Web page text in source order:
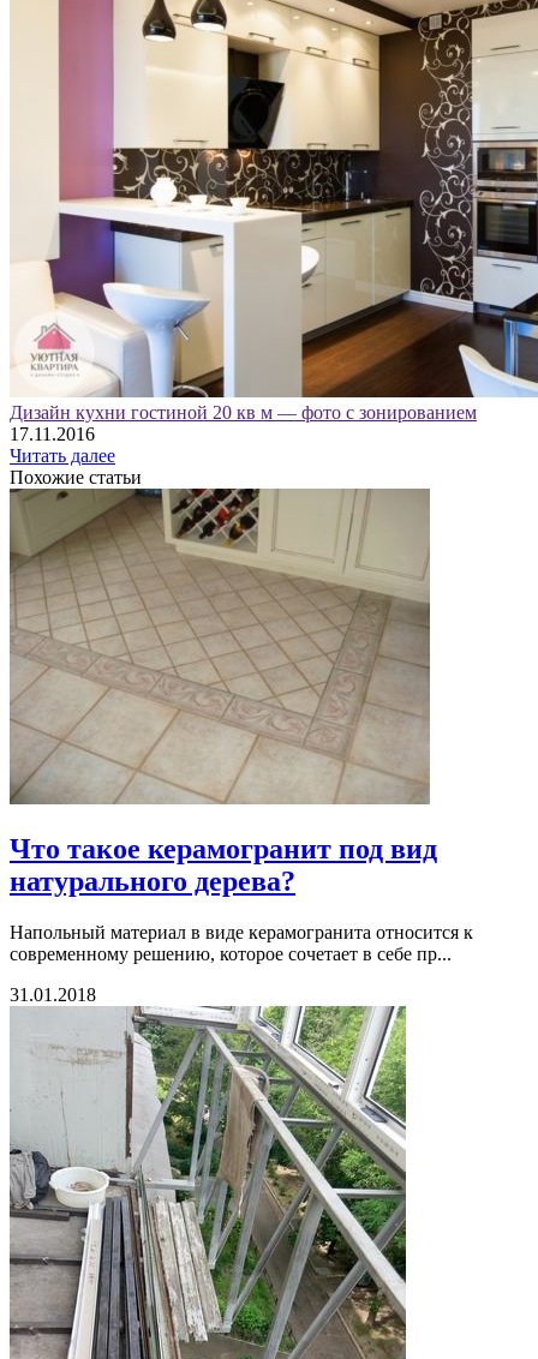
Дизайн кухни гостиной 20 кв м — фото с зонированием
17.11.2016
Читать далее
Похожие статьи
Что такое керамогранит под вид
натурального дерева?
Напольный материал в виде керамогранита относится к
современному решению, которое сочетает в себе пр...
31.01.2018